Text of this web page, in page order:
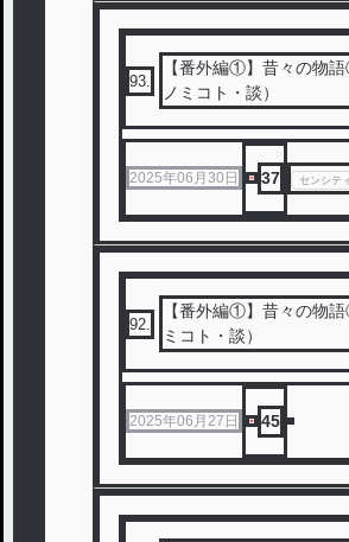
93.
【番外編①】昔々の物
ノミコト・談）
2025年06月30日 37 センシテ
92.
【番外編①】昔々の物
ミコト・談）
2025年06月27日 45